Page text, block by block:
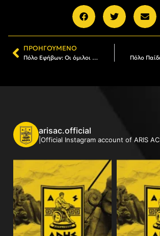
ΠΡΟΗΓΟΎΜΕΝΟ
Πόλο Εφήβων: Οι όμιλοι της Γ’ Φάσης του πρωταθλήματος
arisac.official
|Official Instagram account of ARIS AC|